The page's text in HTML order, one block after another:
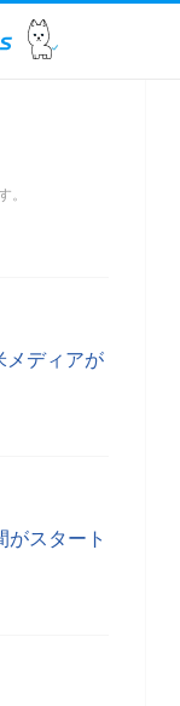
。
メディアが
がスタート